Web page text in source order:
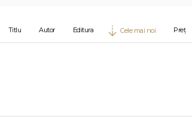
Titlu Autor Editura Cele mai noi Preț